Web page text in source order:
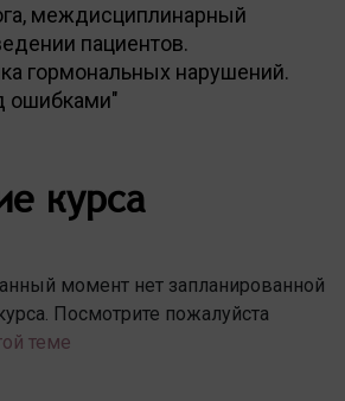
междисциплинарный
пациентов.
гормональных нарушений.
ошибками"
курса
момент нет запланированной
Посмотрите пожалуйста
теме